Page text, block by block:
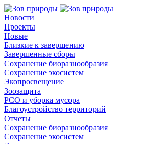
Новости
Проекты
Новые
Близкие к завершению
Завершенные сборы
Сохранение биоразнообразия
Сохранение экосистем
Экопросвещение
Зоозащита
РСО и уборка мусора
Благоустройство территорий
Отчеты
Сохранение биоразнообразия
Сохранение экосистем